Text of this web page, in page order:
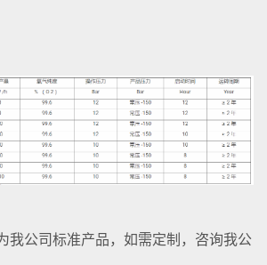
我公司标准产品，如需定制，咨询我公